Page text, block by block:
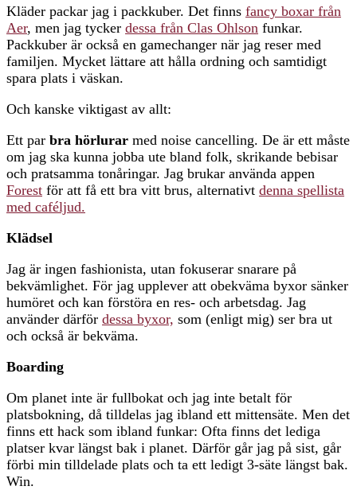
Kläder packar jag i packkuber. Det finns fancy boxar från
Aer, men jag tycker dessa från Clas Ohlson funkar.
Packkuber är också en gamechanger när jag reser med
familjen. Mycket lättare att hålla ordning och samtidigt
spara plats i väskan.
Och kanske viktigast av allt:
Ett par bra hörlurar med noise cancelling. De är ett måste
om jag ska kunna jobba ute bland folk, skrikande bebisar
och pratsamma tonåringar. Jag brukar använda appen
Forest för att få ett bra vitt brus, alternativt denna spellista
med caféljud.
Klädsel
Jag är ingen fashionista, utan fokuserar snarare på
bekvämlighet. För jag upplever att obekväma byxor sänker
humöret och kan förstöra en res- och arbetsdag. Jag
använder därför dessa byxor, som (enligt mig) ser bra ut
och också är bekväma.
Boarding
Om planet inte är fullbokat och jag inte betalt för
platsbokning, då tilldelas jag ibland ett mittensäte. Men det
finns ett hack som ibland funkar: Ofta finns det lediga
platser kvar längst bak i planet. Därför går jag på sist, går
förbi min tilldelade plats och ta ett ledigt 3-säte längst bak.
Win.